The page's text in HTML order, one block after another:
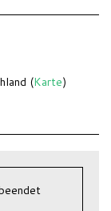
(Karte)